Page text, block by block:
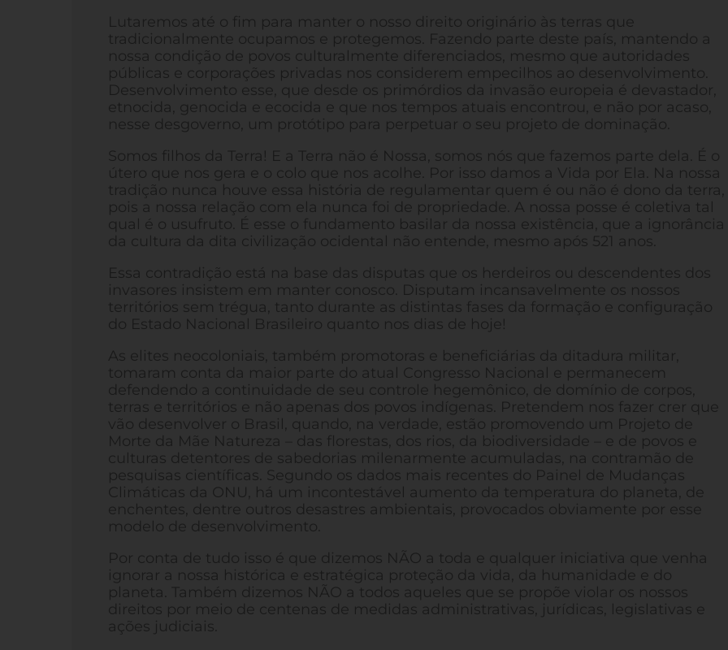
Lutaremos até o fim para manter o nosso direito originário às terras que
tradicionalmente ocupamos e protegemos. Fazendo parte deste país, mantendo a
nossa condição de povos culturalmente diferenciados, mesmo que autoridades
públicas e corporações privadas nos considerem empecilhos ao desenvolvimento.
Desenvolvimento esse, que desde os primórdios da invasão europeia é devastador,
etnocida, genocida e ecocida e que nos tempos atuais encontrou, e não por acaso,
nesse desgoverno, um protótipo para perpetuar o seu projeto de dominação.
Somos filhos da Terra! E a Terra não é Nossa, somos nós que fazemos parte dela. É o
útero que nos gera e o colo que nos acolhe. Por isso damos a Vida por Ela. Na nossa
tradição nunca houve essa história de regulamentar quem é ou não é dono da terra,
pois a nossa relação com ela nunca foi de propriedade. A nossa posse é coletiva tal
qual é o usufruto. É esse o fundamento basilar da nossa existência, que a ignorância
da cultura da dita civilização ocidental não entende, mesmo após 521 anos.
Essa contradição está na base das disputas que os herdeiros ou descendentes dos
invasores insistem em manter conosco. Disputam incansavelmente os nossos
territórios sem trégua, tanto durante as distintas fases da formação e configuração
do Estado Nacional Brasileiro quanto nos dias de hoje!
As elites neocoloniais, também promotoras e beneficiárias da ditadura militar,
tomaram conta da maior parte do atual Congresso Nacional e permanecem
defendendo a continuidade de seu controle hegemônico, de domínio de corpos,
terras e territórios e não apenas dos povos indígenas. Pretendem nos fazer crer que
vão desenvolver o Brasil, quando, na verdade, estão promovendo um Projeto de
Morte da Mãe Natureza – das florestas, dos rios, da biodiversidade – e de povos e
culturas detentores de sabedorias milenarmente acumuladas, na contramão de
pesquisas científicas. Segundo os dados mais recentes do Painel de Mudanças
Climáticas da ONU, há um incontestável aumento da temperatura do planeta, de
enchentes, dentre outros desastres ambientais, provocados obviamente por esse
modelo de desenvolvimento.
Por conta de tudo isso é que dizemos NÃO a toda e qualquer iniciativa que venha
ignorar a nossa histórica e estratégica proteção da vida, da humanidade e do
planeta. Também dizemos NÃO a todos aqueles que se propõe violar os nossos
direitos por meio de centenas de medidas administrativas, jurídicas, legislativas e
ações judiciais.